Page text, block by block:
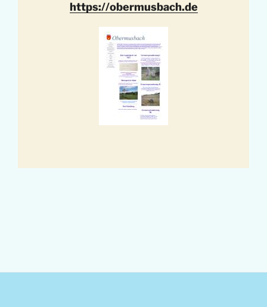
https://obermusbach.de